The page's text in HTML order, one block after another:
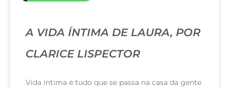
A VIDA ÍNTIMA DE LAURA, POR
CLARICE LISPECTOR
Vida íntima é tudo que se passa na casa da gente